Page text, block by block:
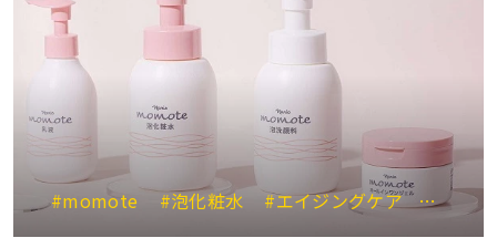
#momote #泡化粧水 #エイジングケア #保湿